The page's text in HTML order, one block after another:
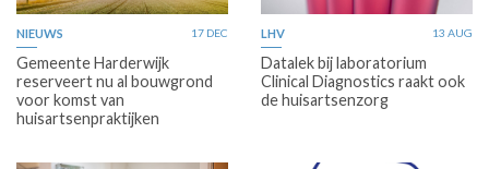
NIEUWS 17 DEC
Gemeente Harderwijk
reserveert nu al bouwgrond
voor komst van
huisartsenpraktijken
LHV 13 AUG
Datalek bij laboratorium
Clinical Diagnostics raakt ook
de huisartsenzorg